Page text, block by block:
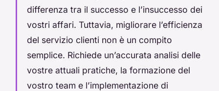
differenza tra il successo e l’insuccesso dei
vostri affari. Tuttavia, migliorare l’efficienza
del servizio clienti non è un compito
semplice. Richiede un’accurata analisi delle
vostre attuali pratiche, la formazione del
vostro team e l’implementazione di